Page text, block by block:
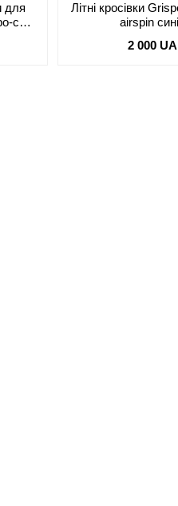
для
сині
Літні кросівки
airspin
2 000